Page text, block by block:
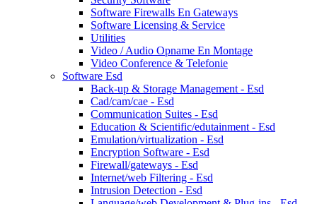
Software Firewalls En Gateways
Software Licensing & Service
Utilities
Video / Audio Opname En Montage
Video Conference & Telefonie
Software Esd
Back-up & Storage Management - Esd
Cad/cam/cae - Esd
Communication Suites - Esd
Education & Scientific/edutainment - Esd
Emulation/virtualization - Esd
Encryption Software - Esd
Firewall/gateways - Esd
Internet/web Filtering - Esd
Intrusion Detection - Esd